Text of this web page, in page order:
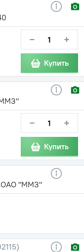
− +
Купить
− +
Купить
ОАО "ММЗ"